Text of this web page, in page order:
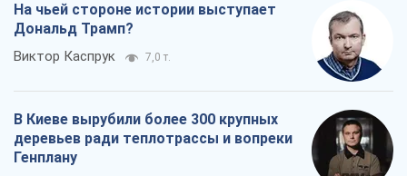
На чьей стороне истории выступает
Дональд Трамп?
Виктор Каспрук 7,0 т.
В Киеве вырубили более 300 крупных
деревьев ради теплотрассы и вопреки
Генплану